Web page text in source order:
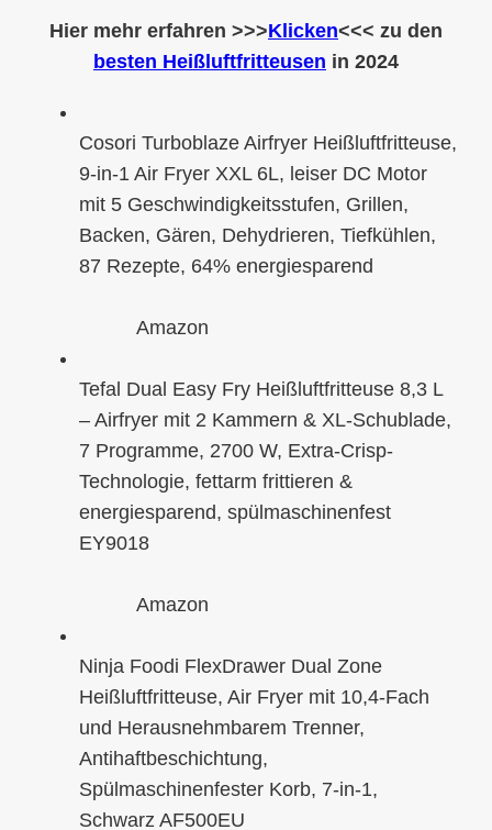
Hier mehr erfahren >>>Klicken<<< zu den
besten Heißluftfritteusen in 2024
Cosori Turboblaze Airfryer Heißluftfritteuse,
9-in-1 Air Fryer XXL 6L, leiser DC Motor
mit 5 Geschwindigkeitsstufen, Grillen,
Backen, Gären, Dehydrieren, Tiefkühlen,
87 Rezepte, 64% energiesparend
Amazon
Tefal Dual Easy Fry Heißluftfritteuse 8,3 L
– Airfryer mit 2 Kammern & XL-Schublade,
7 Programme, 2700 W, Extra-Crisp-
Technologie, fettarm frittieren &
energiesparend, spülmaschinenfest
EY9018
Amazon
Ninja Foodi FlexDrawer Dual Zone
Heißluftfritteuse, Air Fryer mit 10,4-Fach
und Herausnehmbarem Trenner,
Antihaftbeschichtung,
Spülmaschinenfester Korb, 7-in-1,
Schwarz AF500EU